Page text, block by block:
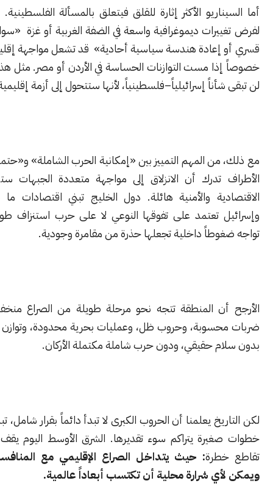
الأكثر إثارة للقلق فيتعلق بالمسألة الفلسطينية. أي محاولة
ديموغرافية واسعة في الضفة الغربية أو غزة «سواء عبر تهجير
إعادة هندسة سياسية أحادية» قد تشعل مواجهة إقليمية أوسع،
مست التوازنات الحساسة في الأردن أو مصر. مثل هذه الخطوات
إسرائيلياً–فلسطينياً، لأنها ستتحول إلى أزمة إقليمية مفتوحة.
المهم التمييز بين «إمكانية الحرب الشاملة» و«حتميتها». فكل
تدرك أن الانزلاق إلى مواجهة متعددة الجبهات ستكون كلفته
والأمنية هائلة. دول الخليج تبني اقتصادات ما بعد النفط،
تعتمد على تفوقها النوعي لا على حرب استنزاف طويلة، وإيران
داخلية تجعلها حذرة من مقامرة وجودية.
أن المنطقة تتجه نحو مرحلة طويلة من الصراع منخفض الحدة:
وحروب ظل، وعمليات بحرية محدودة، وتوازن ردع متوتر..
حقيقي، ودون حرب شاملة مكتملة الأركان.
يعلمنا أن الحروب الكبرى لا تبدأ دائماً بقرار شامل، تبدأ بسلسلة
يتراكم سوء تقديرها. الشرق الأوسط اليوم يقف عند نقطة
: حيث يتداخل الصراع الإقليمي مع المنافسة الدولية،
شرارة محلية أن تكتسب أبعاداً عالمية.